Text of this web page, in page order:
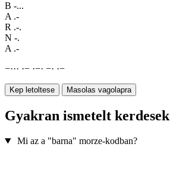
B -...
A .-
R .-.
N -.
A .-
−··· ·− ·−· −· ·−
Kep letoltese Masolas vagolapra
Gyakran ismetelt kerdesek
Mi az a "barna" morze-kodban?